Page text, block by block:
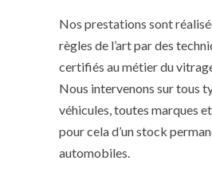
Nos prestations sont
règles de l’art par des
certifiés au métier du
Nous intervenons sur tous
véhicules, toutes marques
pour cela d’un stock
automobiles.